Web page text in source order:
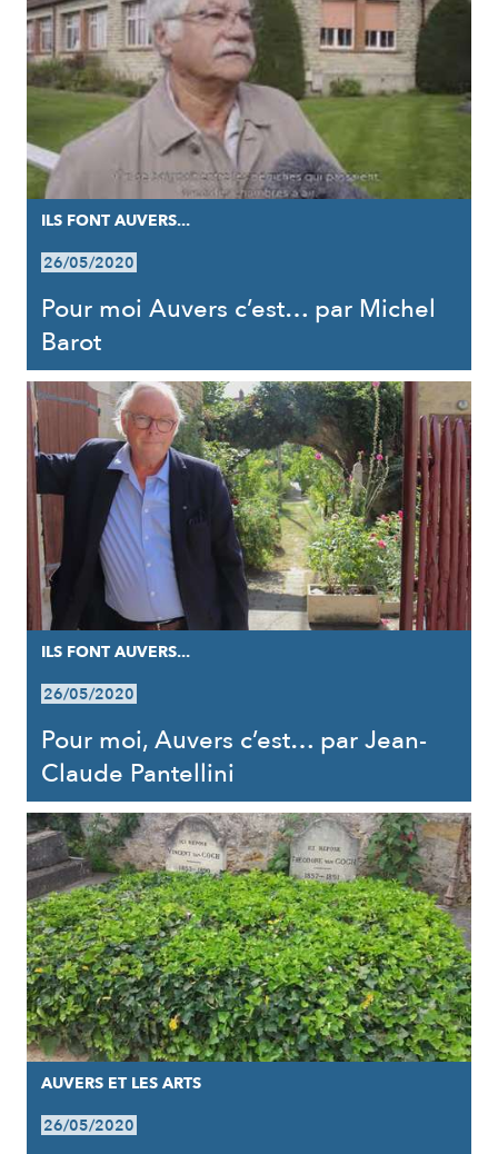
ILS FONT AUVERS...
26/05/2020
Pour moi Auvers c’est… par Michel
Barot
ILS FONT AUVERS...
26/05/2020
Pour moi, Auvers c’est… par Jean-
Claude Pantellini
AUVERS ET LES ARTS
26/05/2020